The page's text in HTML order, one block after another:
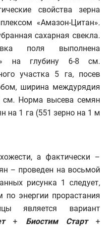
свойства зерна
«Амазон-Цитан».
сахарная свекла.
поля выполнена
на глубину 6-8 см.
участка 5 га, посев
ширина междурядия
см. Норма высева семян
на 1 га (551 зерно на 1 м
а фактически –
– проведен на восьмой
рисунка 1 следует,
энергии прорастания
является вариант
+ Биостим Старт+